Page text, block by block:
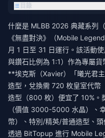
目錄
什麼是 MLBB 2026 典藏系列
《無盡對決》（Mobile
月 1 日至 31 日運行。該活動
與鑽石比例為 1:1）作為專屬貨
**埃克斯（Xavier）「曦光君
造型，兌換需 720 枚皇室代
造型（800 枚）便宜了 10%。
（價值 3000-5000 水晶）、
幣）、特別/精英/普通造型、頭
透過 BitTopup 進行 Mobile